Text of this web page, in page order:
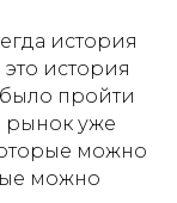
история
история
пройти
рынок уже
можно
можно